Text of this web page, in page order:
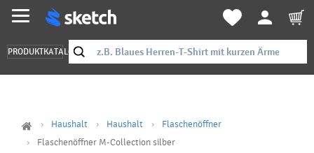
PRODUKTKATALOG
Haushalt Haushalt
Flaschenöffner
Flaschenöffner M-Collection silber